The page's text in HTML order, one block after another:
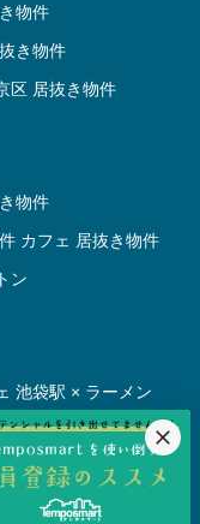
物件
き物件
区 居抜き物件
物件
カフェ 居抜き物件
ン
池袋駅 × ラーメン
× レストラン
|
十番駅 × レストラン
ッサージ・サロン